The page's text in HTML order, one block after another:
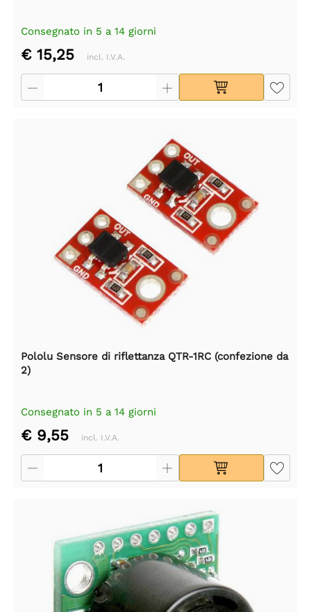
Consegnato in 5 a 14 giorni
€ 15,25 incl. I.V.A.
Pololu Sensore di riflettanza QTR-1RC (confezione da
2)
Consegnato in 5 a 14 giorni
€ 9,55 incl. I.V.A.